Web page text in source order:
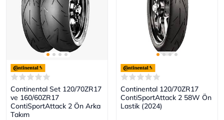
Continental Set 120/70ZR17
ve 160/60ZR17
ContiSportAttack 2 Ön Arka
Takım
Continental 120/70ZR17
ContiSportAttack 2 58W Ön
Lastik (2024)